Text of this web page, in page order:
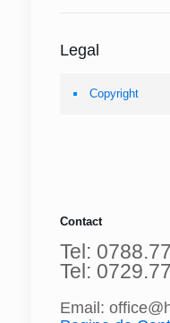
Legal
Copyright
Contact
Tel:
Tel:
Email: